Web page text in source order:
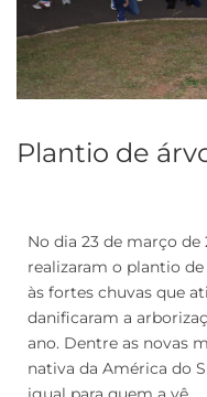
Plantio de
No dia 23 de março de
realizaram o plantio
às fortes chuvas que
danificaram a
ano. Dentre as novas
nativa da América do